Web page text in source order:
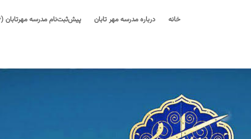
خانه درباره مدرسه مهر تابان پیش‌ثبت‌نام مدرسه مهرتابان (۱۴۰۶-۱۴۰۵)